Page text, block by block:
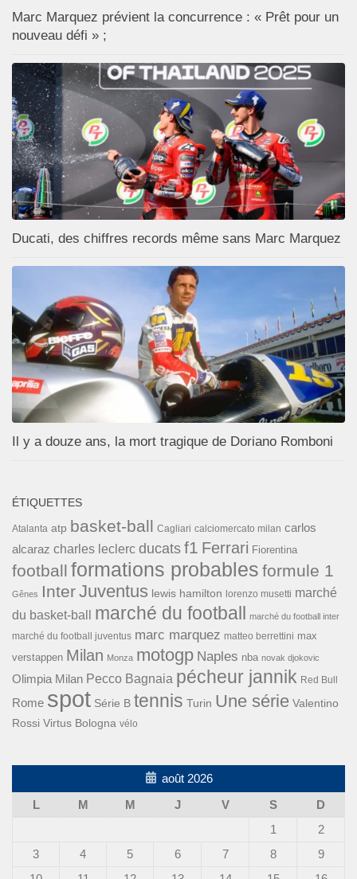
Marc Marquez prévient la concurrence : « Prêt pour un
nouveau défi » ;
Ducati, des chiffres records même sans Marc Marquez
Il y a douze ans, la mort tragique de Doriano Romboni
ÉTIQUETTES
Atalanta atp basket-ball Cagliari calciomercato milan carlos
alcaraz charles leclerc ducats f1 Ferrari Fiorentina
football formations probables formule 1
Gênes InterJuventus lewis hamilton lorenzo musetti marché
du basket-ball
marché du football marché du football inter
marché du football juventus marc marquez matteo berrettini max
verstappen Milan Monza motogp Naples nba novak djokovic
Olimpia Milan Pecco Bagnaia pécheur jannik Red Bull
Rome spot Série B tennis Turin Une série Valentino
Rossi Virtus Bologna vélo
août 2026
L
M M J V S
D
1
2
3
4 5 6 7 8
9